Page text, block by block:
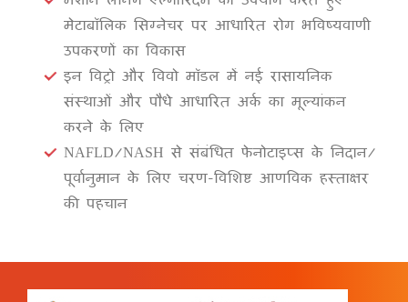
मेटाबॉलिक सिग्नेचर पर आधारित रोग भविष्यवाणी
उपकरणों का विकास
इन विट्रो और विवो मॉडल में नई रासायनिक
संस्थाओं और पौधे आधारित अर्क का मूल्यांकन
करने के लिए
NAFLD/NASH से संबंधित फेनोटाइप्स के निदान/
पूर्वानुमान के लिए चरण-विशिष्ट आणविक हस्ताक्षर
की पहचान